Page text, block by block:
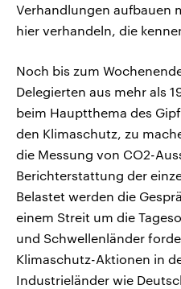
Verhandlungen aufbauen
hier verhandeln, die
Noch bis zum
Delegierten aus mehr als
beim Hauptthema des
den Klimaschutz, zu
die Messung von CO2-
Berichterstattung der
Belastet werden die
einem Streit um die
und Schwellenländer
Klimaschutz-Aktionen in
Industrieländer wie